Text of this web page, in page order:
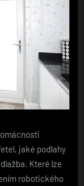
jaké podlahy
Které lze
robotického